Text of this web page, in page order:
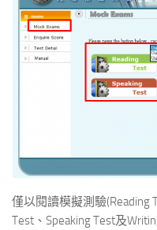
僅以閱讀模擬測驗(Reading
Test、Speaking Test及